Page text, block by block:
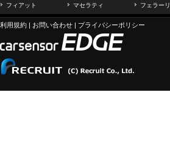
フィアット
マセラティ フェラーリ
利用規約 | お問い合わせ | プライバシーポリシー